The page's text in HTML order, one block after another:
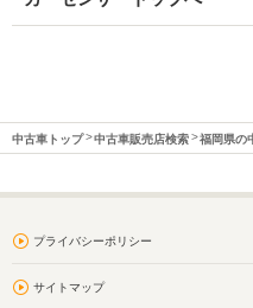
中古車トップ 中古車販売店検索 福岡県の
プライバシーポリシー
サイトマップ